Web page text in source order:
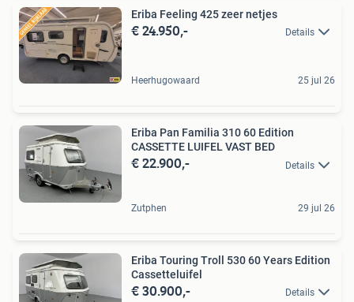
Eriba Feeling 425 zeer netjes
€ 24.950,- Details
Heerhugowaard 25 jul 26
Eriba Pan Familia 310 60 Edition
CASSETTE LUIFEL VAST BED
€ 22.900,- Details
Zutphen 29 jul 26
Eriba Touring Troll 530 60 Years Edition
Cassetteluifel
€ 30.900,- Details